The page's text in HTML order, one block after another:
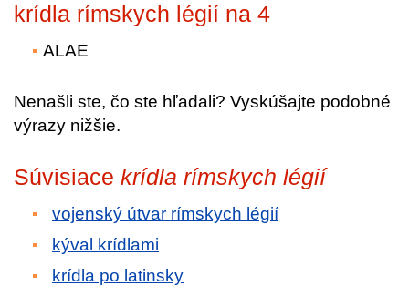
krídla rímskych légií na 4
ALAE
Nenašli ste, čo ste hľadali? Vyskúšajte podobné
výrazy nižšie.
Súvisiace krídla rímskych légií
vojenský útvar rímskych légií
kýval krídlami
krídla po latinsky